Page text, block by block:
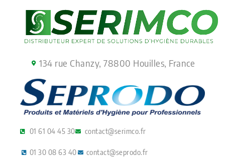
134 rue Chanzy, 78800 Houilles, France
01 61 04 45 30 contact@serimco.fr
01 30 08 63 40 contact@seprodo.fr